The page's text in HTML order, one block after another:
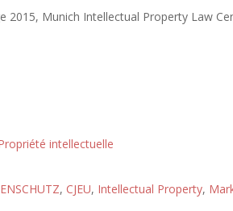
2015, Munich Intellectual Property Law
intellectuelle
, CJEU, Intellectual Property,